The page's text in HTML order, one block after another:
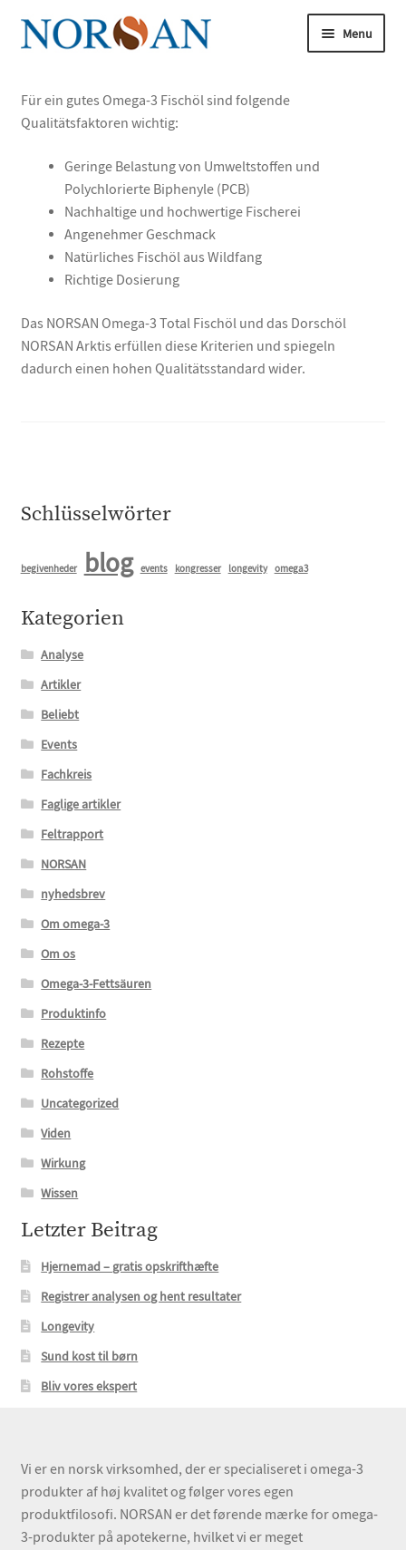
Spring
til
Spring
til
Menu
Køb nu
Artikler
Om os
Analyse
Für ein gutes Omega-3 Fischöl sind folgende
Qualitätsfaktoren wichtig:
Geringe Belastung von Umweltstoffen und
Polychlorierte Biphenyle (PCB)
Nachhaltige und hochwertige Fischerei
Angenehmer Geschmack
Natürliches Fischöl aus Wildfang
Richtige Dosierung
Das NORSAN Omega-3 Total Fischöl und das Dorschöl
NORSAN Arktis erfüllen diese Kriterien und spiegeln
dadurch einen hohen Qualitätsstandard wider.
Schlüsselwörter
begivenheder blog events kongresser longevity omega3
Kategorien
Analyse
Artikler
Beliebt
Events
Fachkreis
Faglige artikler
Feltrapport
NORSAN
nyhedsbrev
Om omega-3
Om os
Omega-3-Fettsäuren
Produktinfo
Rezepte
Rohstoffe
Uncategorized
Viden
Wirkung
Wissen
Letzter Beitrag
Hjernemad – gratis opskrifthæfte
Registrer analysen og hent resultater
Longevity
Sund kost til børn
Bliv vores ekspert
Vi er en norsk virksomhed, der er specialiseret i omega-3
produkter af høj kvalitet og følger vores egen
produktfilosofi. NORSAN er det førende mærke for omega-
3-produkter på apotekerne, hvilket vi er meget